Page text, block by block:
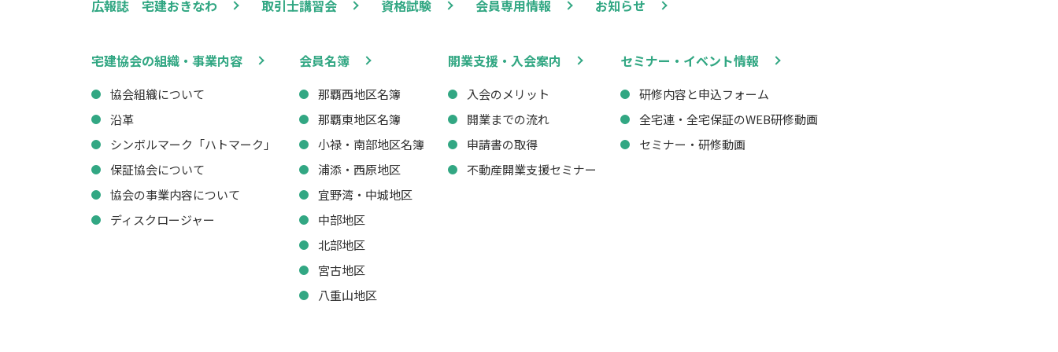
広報誌 宅建おきなわ 取引士講習会 資格試験 会員専用情報 お知らせ
宅建協会の組織・事業内容
協会組織について
沿革
シンボルマーク「ハトマーク」
保証協会について
協会の事業内容について
ディスクロージャー
会員名簿
那覇西地区名簿
那覇東地区名簿
小禄・南部地区名簿
浦添・西原地区
宜野湾・中城地区
中部地区
北部地区
宮古地区
八重山地区
開業支援・入会案内
入会のメリット
開業までの流れ
申請書の取得
不動産開業支援セミナー
セミナー・イベント情報
研修内容と申込フォーム
全宅連・全宅保証のWEB研修動画
セミナー・研修動画